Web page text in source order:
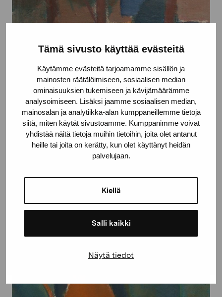
Tämä sivusto käyttää evästeitä
Käytämme evästeitä tarjoamamme sisällön ja
mainosten räätälöimiseen, sosiaalisen median
ominaisuuksien tukemiseen ja kävijämäärämme
analysoimiseen. Lisäksi jaamme sosiaalisen median,
mainosalan ja analytiikka-alan kumppaneillemme tietoja
siitä, miten käytät sivustoamme. Kumppanimme voivat
yhdistää näitä tietoja muihin tietoihin, joita olet antanut
heille tai joita on kerätty, kun olet käyttänyt heidän
palvelujaan.
Kiellä
Salli kaikki
Näytä tiedot